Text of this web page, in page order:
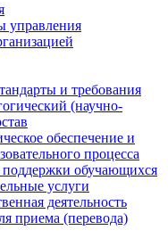
управления
и требования
(научно-
обеспечение и
процесса
обучающихся
услуги
деятельность
приема (перевода)